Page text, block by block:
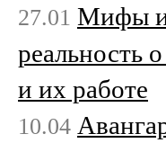
27.01 Мифы
реальность
и их работе
10.04